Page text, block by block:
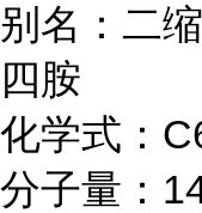
别名：二
四胺
化学式：
分子量：